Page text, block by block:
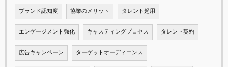
ブランド認知度 協業のメリット タレント起用
エンゲージメント強化 キャスティングプロセス タレント契約
広告キャンペーン ターゲットオーディエンス